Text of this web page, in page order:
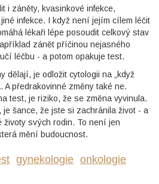
i záněty, kvasinkové infekce,
infekce. I když není jejím cílem léčit
lékaři lépe posoudit celkový stav
zánět příčinou nejasného
léčbu - a potom opakuje test.
dělají, je odložit cytologii na „když
A předrakovinné změny také ne.
test, je riziko, že se změna vyvinula.
šance, že jste si zachránila život - a
svých rodin. To není jen
mění budoucnost.
gynekologie onkologie